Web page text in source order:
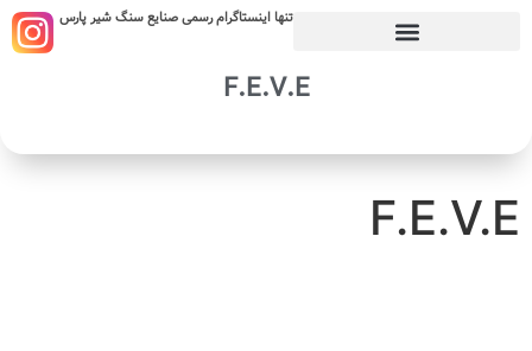
تنها اینستاگرام رسمی صنایع سنگ شیر پارس
F.E.V.E
F.E.V.E